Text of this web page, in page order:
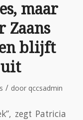
maar
Zaans
blijft
uit
/ door qccsadmin
zegt Patricia